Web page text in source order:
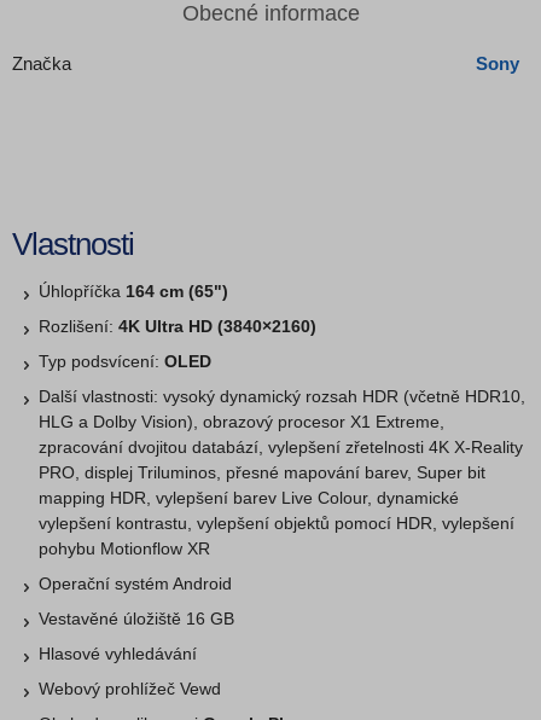
Obecné informace
Značka Sony
Vlastnosti
Úhlopříčka 164 cm (65")
Rozlišení: 4K Ultra HD (3840×2160)
Typ podsvícení: OLED
Další vlastnosti: vysoký dynamický rozsah HDR (včetně HDR10,
HLG a Dolby Vision), obrazový procesor X1 Extreme,
zpracování dvojitou databází, vylepšení zřetelnosti 4K X-Reality
PRO, displej Triluminos, přesné mapování barev, Super bit
mapping HDR, vylepšení barev Live Colour, dynamické
vylepšení kontrastu, vylepšení objektů pomocí HDR, vylepšení
pohybu Motionflow XR
Operační systém Android
Vestavěné úložiště 16 GB
Hlasové vyhledávání
Webový prohlížeč Vewd